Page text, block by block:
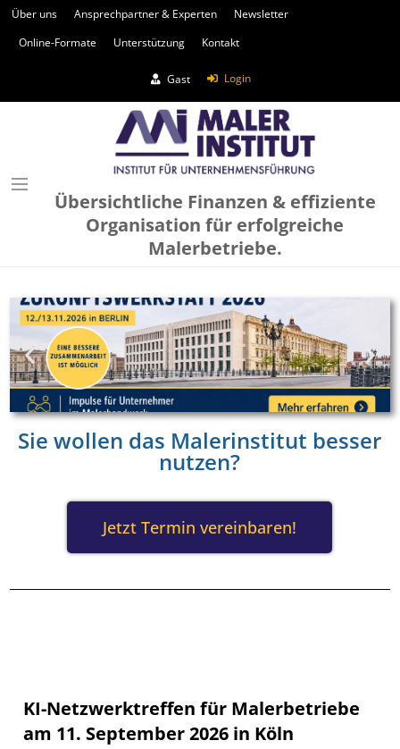
Über uns Ansprechpartner & Experten
Newsletter
Online-Formate
Unterstützung Kontakt
Gast Login
Übersichtliche Finanzen & effiziente
Organisation für erfolgreiche
Malerbetriebe.
Sie wollen das Malerinstitut besser
nutzen?
Jetzt Termin vereinbaren!
KI-Netzwerktreffen für Malerbetriebe
am 11. September 2026 in Köln